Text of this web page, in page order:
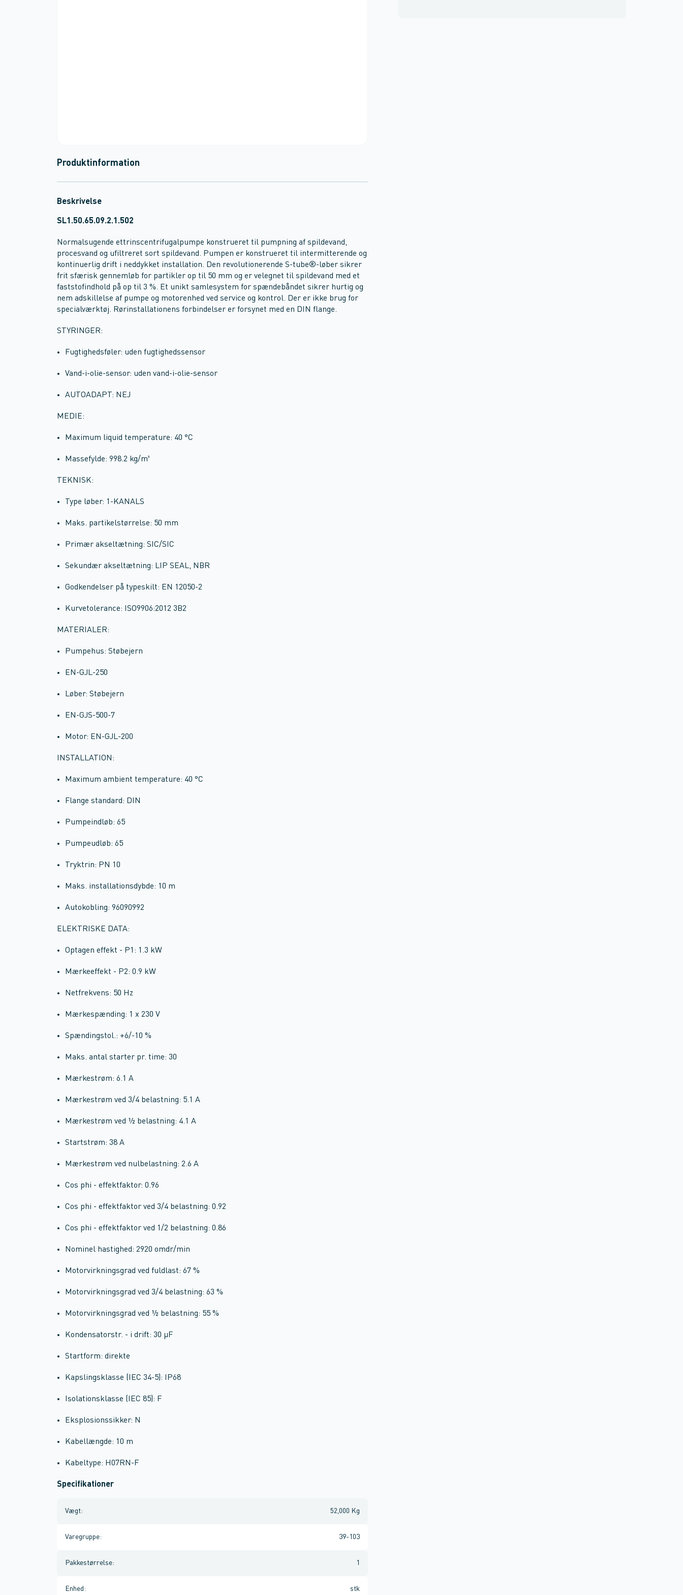
Produktinformation
Beskrivelse
SL1.50.65.09.2.1.502
Normalsugende ettrinscentrifugalpumpe konstrueret til pumpning af spildevand,
procesvand og ufiltreret sort spildevand. Pumpen er konstrueret til intermitterende og
kontinuerlig drift i neddykket installation. Den revolutionerende S-tube®-løber sikrer
frit sfærisk gennemløb for partikler op til 50 mm og er velegnet til spildevand med et
faststofindhold på op til 3 %. Et unikt samlesystem for spændebåndet sikrer hurtig og
nem adskillelse af pumpe og motorenhed ved service og kontrol. Der er ikke brug for
specialværktøj. Rørinstallationens forbindelser er forsynet med en DIN flange.
STYRINGER:
Fugtighedsføler: uden fugtighedssensor
Vand-i-olie-sensor: uden vand-i-olie-sensor
AUTOADAPT: NEJ
MEDIE:
Maximum liquid temperature: 40 °C
Massefylde: 998.2 kg/m³
TEKNISK:
Type løber: 1-KANALS
Maks. partikelstørrelse: 50 mm
Primær akseltætning: SIC/SIC
Sekundær akseltætning: LIP SEAL, NBR
Godkendelser på typeskilt: EN 12050-2
Kurvetolerance: ISO9906:2012 3B2
MATERIALER:
Pumpehus: Støbejern
EN-GJL-250
Løber: Støbejern
EN-GJS-500-7
Motor: EN-GJL-200
INSTALLATION:
Maximum ambient temperature: 40 °C
Flange standard: DIN
Pumpeindløb: 65
Pumpeudløb: 65
Tryktrin: PN 10
Maks. installationsdybde: 10 m
Autokobling: 96090992
ELEKTRISKE DATA:
Optagen effekt - P1: 1.3 kW
Mærkeeffekt - P2: 0.9 kW
Netfrekvens: 50 Hz
Mærkespænding: 1 x 230 V
Spændingstol.: +6/-10 %
Maks. antal starter pr. time: 30
Mærkestrøm: 6.1 A
Mærkestrøm ved 3/4 belastning: 5.1 A
Mærkestrøm ved ½ belastning: 4.1 A
Startstrøm: 38 A
Mærkestrøm ved nulbelastning: 2.6 A
Cos phi - effektfaktor: 0.96
Cos phi - effektfaktor ved 3/4 belastning: 0.92
Cos phi - effektfaktor ved 1/2 belastning: 0.86
Nominel hastighed: 2920 omdr/min
Motorvirkningsgrad ved fuldlast: 67 %
Motorvirkningsgrad ved 3/4 belastning: 63 %
Motorvirkningsgrad ved ½ belastning: 55 %
Kondensatorstr. - i drift: 30 µF
Startform: direkte
Kapslingsklasse (IEC 34-5): IP68
Isolationsklasse (IEC 85): F
Eksplosionssikker: N
Kabellængde: 10 m
Kabeltype: H07RN-F
Specifikationer
Vægt: 52,000 Kg
Varegruppe: 39-103
Pakkestørrelse: 1
Enhed : stk